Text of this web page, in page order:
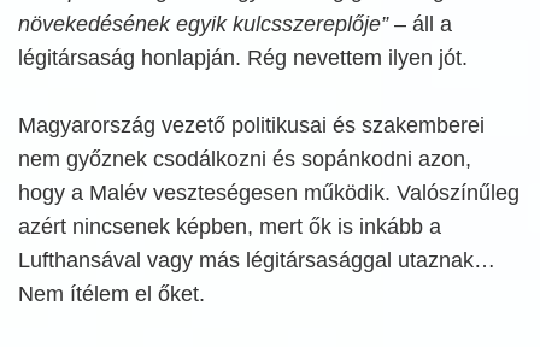
növekedésének egyik kulcsszereplője”– áll a
légitársaság honlapján. Rég nevettem ilyen jót.
Magyarország vezető politikusai és szakemberei
nem győznek csodálkozni és sopánkodni azon,
hogy a Malév veszteségesen működik. Valószínűleg
azért nincsenek képben, mert ők is inkább a
Lufthansával vagy más légitársasággal utaznak…
Nem ítélem el őket.